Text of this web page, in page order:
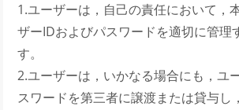
1.ユーザーは，自己の責任において，
ザーIDおよびパスワードを適切に管理
す。
2.ユーザーは，いかなる場合にも，ユ
スワードを第三者に譲渡または貸与し